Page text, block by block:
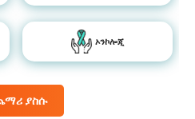
ያስሱ
ኦንኮሎጂ